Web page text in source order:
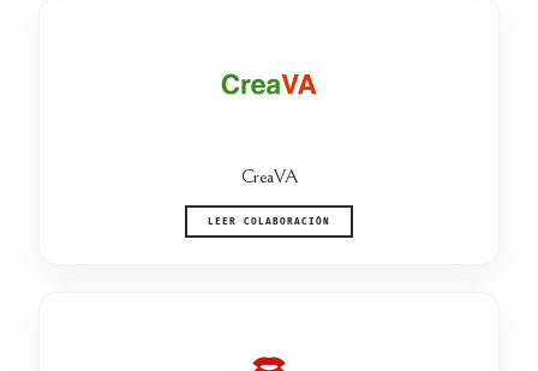
CreaVA
LEER COLABORACIÓN